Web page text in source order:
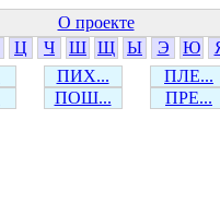
О проекте
Ц Ч Ш Щ Ы Э Ю
ПИХ... ПЛЕ...
ПОШ... ПРЕ...